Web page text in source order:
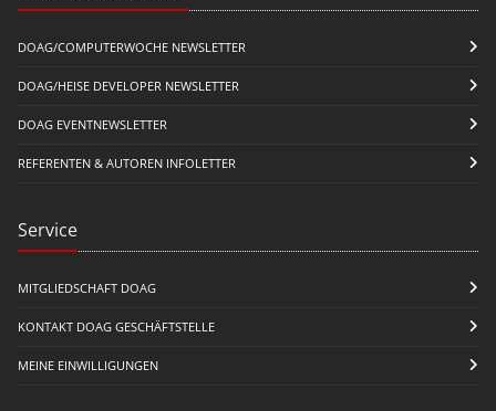
DOAG/COMPUTERWOCHE NEWSLETTER
DOAG/HEISE DEVELOPER NEWSLETTER
DOAG EVENTNEWSLETTER
REFERENTEN & AUTOREN INFOLETTER
Service
MITGLIEDSCHAFT DOAG
KONTAKT DOAG GESCHÄFTSTELLE
MEINE EINWILLIGUNGEN